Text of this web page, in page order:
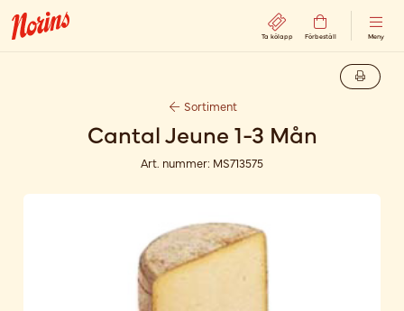
Ta kölapp Förbeställ Meny
Sortiment
Cantal Jeune 1-3 Mån
Art. nummer: MS713575